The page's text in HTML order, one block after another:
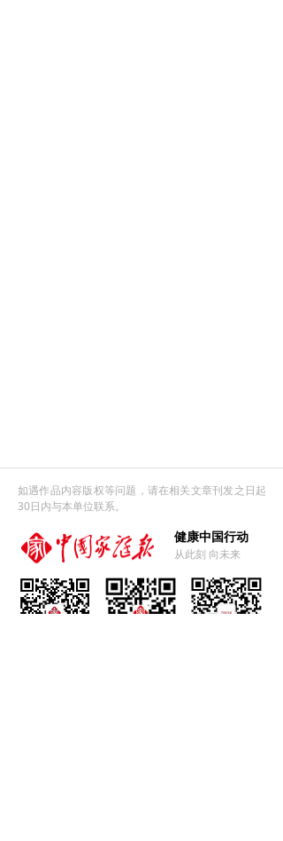
如遇作品内容版权等问题，请在相关文章刊发之日起
30日内与本单位联系。
健康中国行动
从此刻 向未来